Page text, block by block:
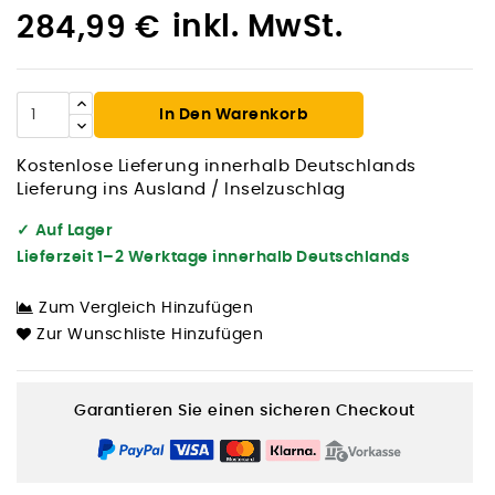
284,99 € inkl. MwSt.
In Den Warenkorb
Kostenlose Lieferung innerhalb Deutschlands
Lieferung ins Ausland / Inselzuschlag
✓ Auf Lager
Lieferzeit 1–2 Werktage innerhalb Deutschlands
Zum Vergleich Hinzufügen
Zur Wunschliste Hinzufügen
Garantieren Sie einen sicheren Checkout